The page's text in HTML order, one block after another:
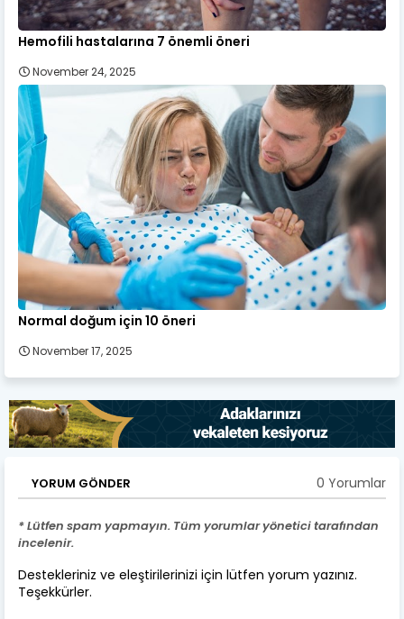
Hemofili hastalarına 7 önemli öneri
November 24, 2025
Normal doğum için 10 öneri
November 17, 2025
YORUM GÖNDER 0 Yorumlar
* Lütfen spam yapmayın. Tüm yorumlar yönetici tarafından
incelenir.
Destekleriniz ve eleştirilerinizi için lütfen yorum yazınız.
Teşekkürler.